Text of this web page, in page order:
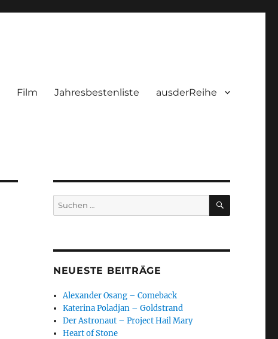
Film Jahresbestenliste ausderReihe
Suchen
nach:
SUCHEN
NEUESTE BEITRÄGE
Alexander Osang – Comeback
Katerina Poladjan – Goldstrand
Der Astronaut – Project Hail Mary
Heart of Stone